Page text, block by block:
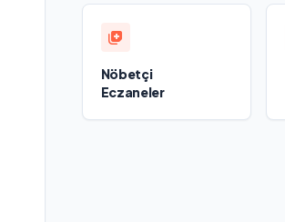
Nöbetçi
Eczaneler